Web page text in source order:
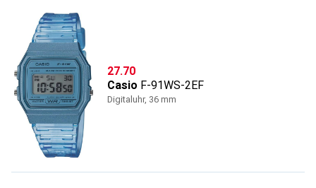
CHF
27.70
Casio F-91WS-2EF
Digitaluhr, 36 mm